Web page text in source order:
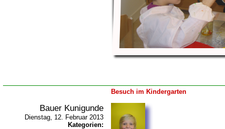
Besuch im Kindergarten
Bauer Kunigunde
Dienstag, 12. Februar 2013
Kategorien: